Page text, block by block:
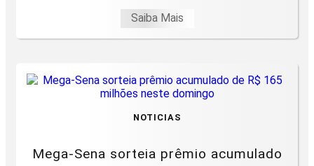
Saiba Mais
NOTICIAS
Mega-Sena sorteia prêmio acumulado